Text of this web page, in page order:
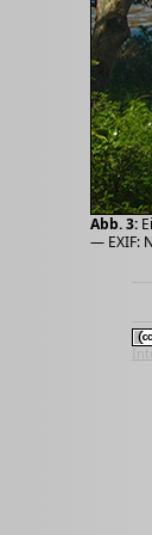
Abb. 3:
— EXIF: